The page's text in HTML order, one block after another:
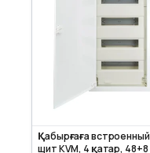
Қабырғаға встроенный
щит KVM, 4 қатар, 48+8